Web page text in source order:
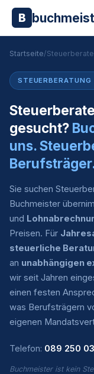
B
Startseite/
gesucht?
uns.
Sie suchen
Buchmeister
und
Preisen. Für
steuerliche
an unabhängigen
wir seit Jahren
einen festen
was Berufsträgern
eigenen
Telefon: 089 250
Buchmeister ist kein